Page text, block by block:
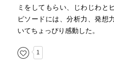
・自らを縛りながら、産業が
人たちだった。誰かがデザイ
れとも自分でルールを作るの
ミをしてもらい、じわじわと
ピソードには、分析力、発想
いてちょっぴり感動した。
1